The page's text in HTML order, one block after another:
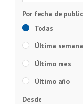
Todas
Última semana
Último mes
Último año
Desde